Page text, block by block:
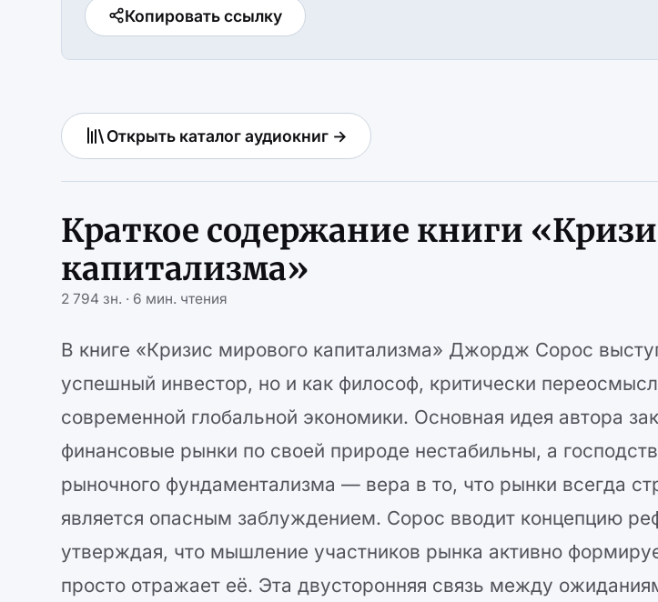
Копировать ссылку
Открыть каталог аудиокниг →
Краткое содержание книги
капитализма»
2 794 зн. · 6 мин. чтения
В книге «Кризис мирового капитализма» Джордж Сорос
успешный инвестор, но и как философ, критически
современной глобальной экономики. Основная идея автора
финансовые рынки по своей природе нестабильны, а
рыночного фундаментализма — вера в то, что рынки всегда
является опасным заблуждением. Сорос вводит концепцию
утверждая, что мышление участников рынка активно
просто отражает её. Эта двусторонняя связь между